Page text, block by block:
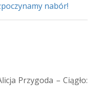
nabór!
Przygoda – Ciągło: